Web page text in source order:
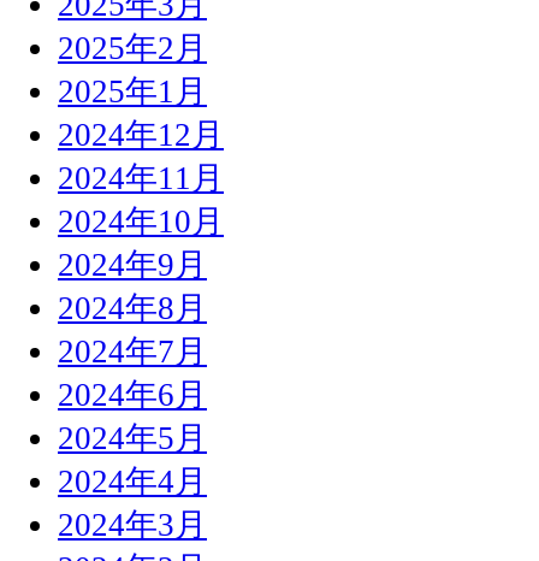
2025年2月
2025年1月
2024年12月
2024年11月
2024年10月
2024年9月
2024年8月
2024年7月
2024年6月
2024年5月
2024年4月
2024年3月